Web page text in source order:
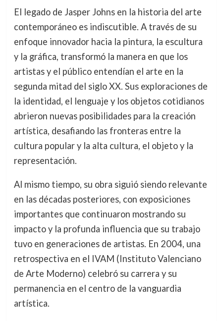
El legado de Jasper Johns en la historia del arte
contemporáneo es indiscutible. A través de su
enfoque innovador hacia la pintura, la escultura
y la gráfica, transformó la manera en que los
artistas y el público entendían el arte en la
segunda mitad del siglo XX. Sus exploraciones de
la identidad, el lenguaje y los objetos cotidianos
abrieron nuevas posibilidades para la creación
artística, desafiando las fronteras entre la
cultura popular y la alta cultura, el objeto y la
representación.
Al mismo tiempo, su obra siguió siendo relevante
en las décadas posteriores, con exposiciones
importantes que continuaron mostrando su
impacto y la profunda influencia que su trabajo
tuvo en generaciones de artistas. En 2004, una
retrospectiva en el IVAM (Instituto Valenciano
de Arte Moderno) celebró su carrera y su
permanencia en el centro de la vanguardia
artística.